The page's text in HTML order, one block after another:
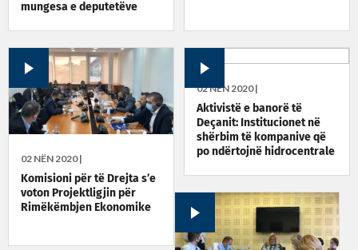
mungesa e deputetëve
02 NËN 2020 |
Komisioni për të Drejta s’e
voton Projektligjin për
Rimëkëmbjen Ekonomike
02 NËN 2020 |
Aktivistë e banorë të
Deçanit: Institucionet në
shërbim të kompanive që
po ndërtojnë hidrocentrale